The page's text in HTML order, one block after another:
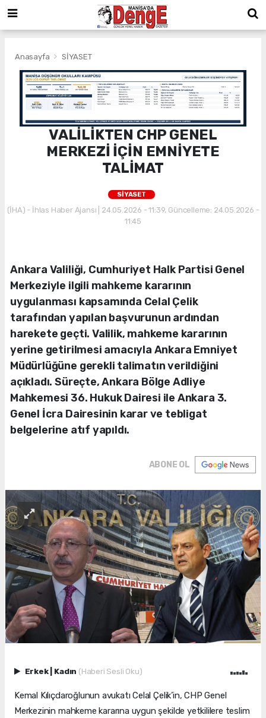
Anasayfa SİYASET
VALİLİKTEN CHP GENEL
MERKEZİ İÇİN EMNİYETE
TALİMAT
SİYASET
(İHA) - İhlas Haber Ajansı | 24.05.2026 - 11:39, Güncelleme: 24.05.2026 -
11:45
Ankara Valiliği, Cumhuriyet Halk Partisi Genel
Merkeziyle ilgili mahkeme kararının
uygulanması kapsamında Celal Çelik
tarafından yapılan başvurunun ardından
harekete geçti. Valilik, mahkeme kararının
yerine getirilmesi amacıyla Ankara Emniyet
Müdürlüğüne gerekli talimatın verildiğini
açıkladı. Süreçte, Ankara Bölge Adliye
Mahkemesi 36. Hukuk Dairesi ile Ankara 3.
Genel İcra Dairesinin karar ve tebligat
belgelerine atıf yapıldı.
ABONE OL
Erkek Kadın (Haberi Sesli Oku)
Kemal Kılıçdaroğlunun avukatı Celal Çelik’in, CHP Genel
Merkezinin mahkeme kararına uygun şekilde yetkililere teslim